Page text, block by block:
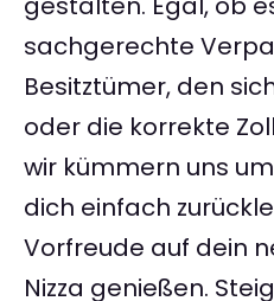
sachgerechte
Besitztümer, den
oder die korrekte
wir kümmern uns
dich einfach
Vorfreude auf dein
Nizza genießen.